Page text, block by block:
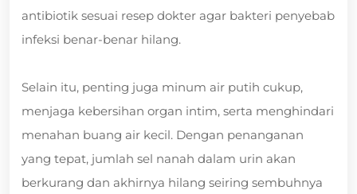
antibiotik sesuai resep dokter agar bakteri penyebab
infeksi benar-benar hilang.
Selain itu, penting juga minum air putih cukup,
menjaga kebersihan organ intim, serta menghindari
menahan buang air kecil. Dengan penanganan
yang tepat, jumlah sel nanah dalam urin akan
berkurang dan akhirnya hilang seiring sembuhnya